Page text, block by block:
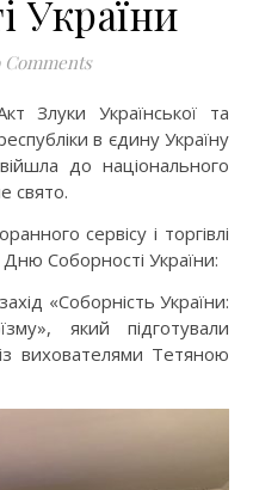
України
Comments
в єдину Україну
до національного
свято.
сервісу і торгівлі
Соборності України:
«Соборність України:
який підготували
вихователями Тетяною